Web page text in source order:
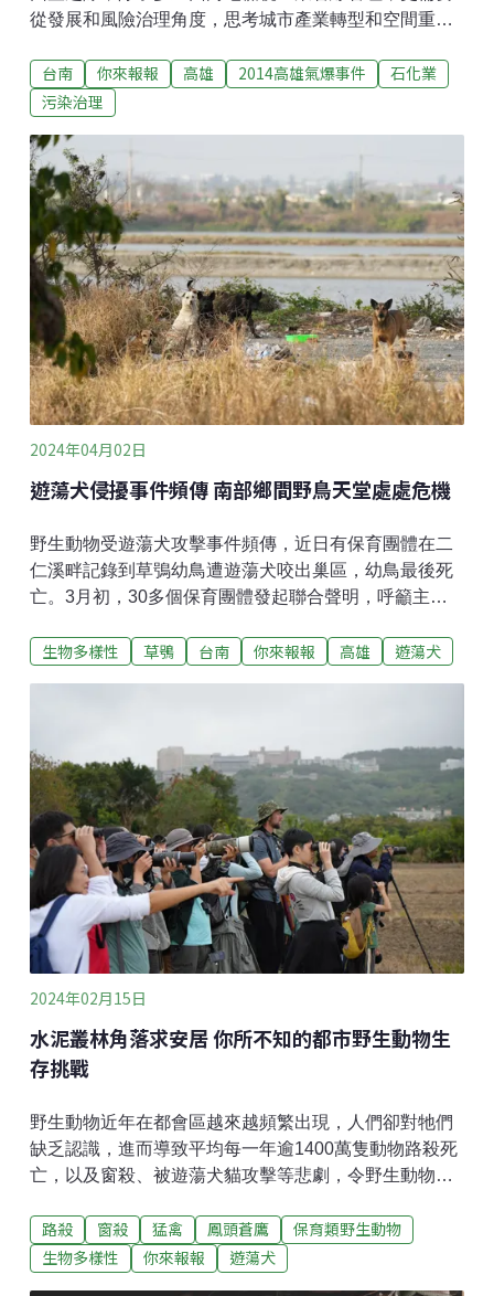
從發展和風險治理角度，思考城市產業轉型和空間重構
13日與國科會整合型研究計畫「探尋石化高雄的永續與
公正轉型路徑－從知識到行動的整合型研究」、台灣氣
與市民對話。「2014年7月31日，通報有氣體洩漏事
件，通報環保局處理，過了三小時之後才知道外洩的氣
體是丙烯，得知當地石化管線洩漏濃度過高，之後發生
驚天一響、接連發生多起爆炸，並且持續到8月1日的晚
上，事件共造成32人死亡、321人受傷，車輛炸毀，三
多一路、三多二路、凱旋一路、一心一路多條重要道路
嚴重破壞，城市如同開腸破肚⋯⋯。」地球公民基金會
執行長王敏玲以報導口吻低語開場，重新揭開城市瘡
疤，察看傷口癒合狀況。公民團體長期的倡議，落實多
少？燈漸暗下，投影
台南 你來報報 高雄 2014高雄氣爆事件
石化業
污染治理
2024年04月02日
遊蕩犬侵擾事件頻傳 南部鄉間野鳥天堂處處危機
野生動物受遊蕩犬攻擊事件頻傳，近日有保育團體在二
仁溪畔記錄到草鴞幼鳥遭遊蕩犬咬出巢區，幼鳥最後死
亡。3月初，30多個保育團體發起聯合聲明，呼籲主管
野生動物受遊蕩犬侵擾改善試辦專案計畫」（簡稱試辦
物保育學會總幹事曾翌碩指出，南台灣是許多保育類野
生動物的重要棲地。但也因為荒地、高灘地、濕地等地
區人煙稀少，遊蕩犬能闖入其中與野鳥競爭棲地、影響
野鳥繁殖，恐造成野鳥族群數量銳減。曾翌碩曾在野外
見到遊蕩犬對野鳥的騷擾，「比如說鳥在那邊停棲，遊
蕩犬就稀哩嘩地衝過去，鳥受到驚嚇就會飛起四散。」
但他也表示，要記錄到遊蕩犬實際捕捉野鳥的畫面頗有
難度，捕捉的當下可能都發生在夜間或人跡罕至處，保
育團體大多只能從野生動物
生物多樣性 草鴞 台南 你來報報 高雄 遊蕩犬
2024年02月15日
水泥叢林角落求安居 你所不知的都市野生動物生
存挑戰
野生動物近年在都會區越來越頻繁出現，人們卻對牠們
缺乏認識，進而導致平均每一年逾1400萬隻動物路殺死
亡，以及窗殺、被遊蕩犬貓攻擊等悲劇，令野生動物在
們，紛紛做出行動促進人們對這群角落生物的認識，保
障野生動物在都市的「居住正義」。野生動物逐漸搬入
路殺 窗殺 猛禽 鳳頭蒼鷹
保育類野生動物
生物多樣性
你來報報 遊蕩犬